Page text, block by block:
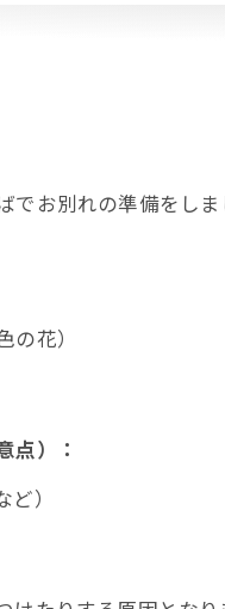
お別れの準備をし
花）
点）：
）